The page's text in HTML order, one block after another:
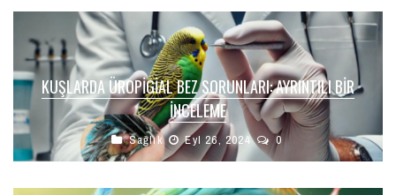
KUŞLARDA ÜROPIGIAL BEZ SORUNLARI: AYRINTILI BIR
İNCELEME
Sağlık Eyl 26, 2024 0